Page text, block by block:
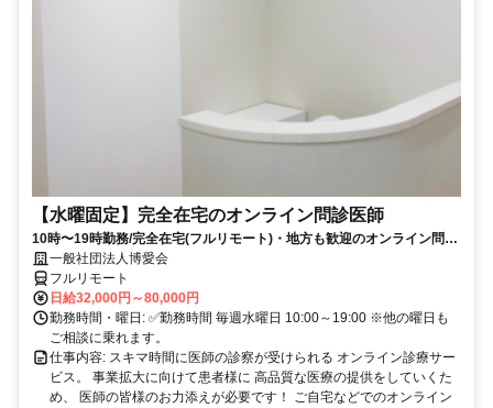
【水曜固定】完全在宅のオンライン問診医師
10時〜19時勤務/完全在宅(フルリモート)・地方も歓迎のオンライン問診
業務一般社団法人博愛会
フルリモート
日給32,000円～80,000円
勤務時間・曜日: ✅勤務時間 毎週水曜日 10:00～19:00 ※他の曜日も
ご相談に乗れます。
仕事内容: スキマ時間に医師の診察が受けられる オンライン診療サー
ビス。 事業拡大に向けて患者様に 高品質な医療の提供をしていくた
め、 医師の皆様のお力添えが必要です！ ご自宅などでのオンライン